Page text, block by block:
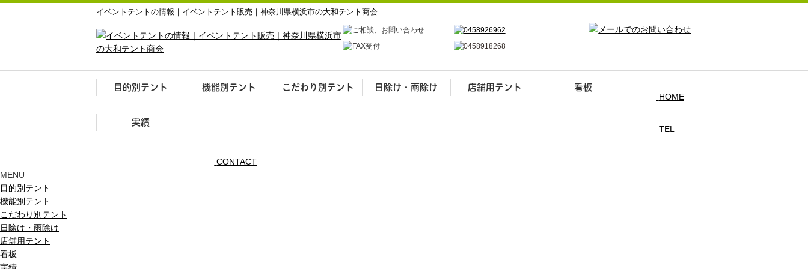
イベントテントの情報｜イベントテント販売｜神奈川県横浜市の大和テント商会
目的別テント 機能別テント こだわり別テント 日除け・雨除け 店舗用テント 看板
実績
HOME
TEL
CONTACT
MENU
目的別テント
機能別テント
こだわり別テント
日除け・雨除け
店舗用テント
看板